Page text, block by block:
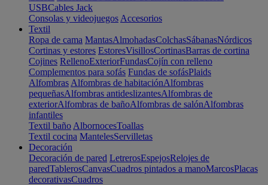
USBCables Jack
Consolas y videojuegos Accesorios
Textil
Ropa de cama MantasAlmohadasColchasSábanasNórdicos
Cortinas y estores EstoresVisillosCortinasBarras de cortina
Cojines RellenoExteriorFundasCojín con relleno
Complementos para sofás Fundas de sofásPlaids
Alfombras Alfombras de habitaciónAlfombras
pequeñasAlfombras antideslizantesAlfombras de
exteriorAlfombras de bañoAlfombras de salónAlfombras
infantiles
Textil baño AlbornocesToallas
Textil cocina MantelesServilletas
Decoración
Decoración de pared LetrerosEspejosRelojes de
paredTablerosCanvasCuadros pintados a manoMarcosPlacas
decorativasCuadros